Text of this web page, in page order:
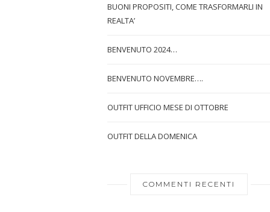
BUONI PROPOSITI, COME TRASFORMARLI IN
REALTA’
BENVENUTO 2024…
BENVENUTO NOVEMBRE….
OUTFIT UFFICIO MESE DI OTTOBRE
OUTFIT DELLA DOMENICA
COMMENTI RECENTI